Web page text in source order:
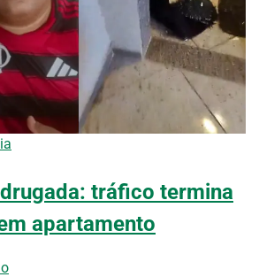
tráfico termina
apartamento